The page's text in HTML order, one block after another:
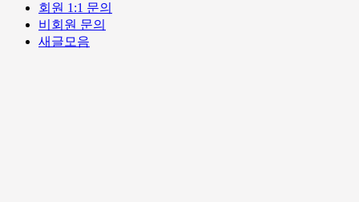
회원 1:1 문의
비회원 문의
새글모음